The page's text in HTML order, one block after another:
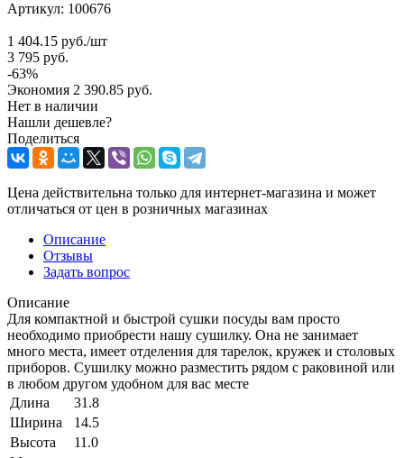
Артикул: 100676
1 404.15 руб./шт
3 795 руб.
-63%
Экономия 2 390.85 руб.
Нет в наличии
Нашли дешевле?
Поделиться
Цена действительна только для интернет-магазина и может
отличаться от цен в розничных магазинах
Описание
Отзывы
Задать вопрос
Описание
Для компактной и быстрой сушки посуды вам просто
необходимо приобрести нашу сушилку. Она не занимает
много места, имеет отделения для тарелок, кружек и столовых
приборов. Сушилку можно разместить рядом с раковиной или
в любом другом удобном для вас месте
Длина
31.8
Ширина
14.5
Высота
11.0